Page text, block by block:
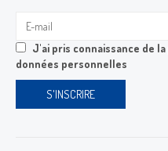
J'ai pris connaissance de la
données personnelles